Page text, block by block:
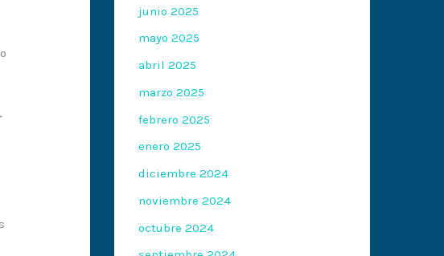
junio 2025
mayo 2025
abril 2025
marzo 2025
febrero 2025
enero 2025
diciembre 2024
noviembre 2024
octubre 2024